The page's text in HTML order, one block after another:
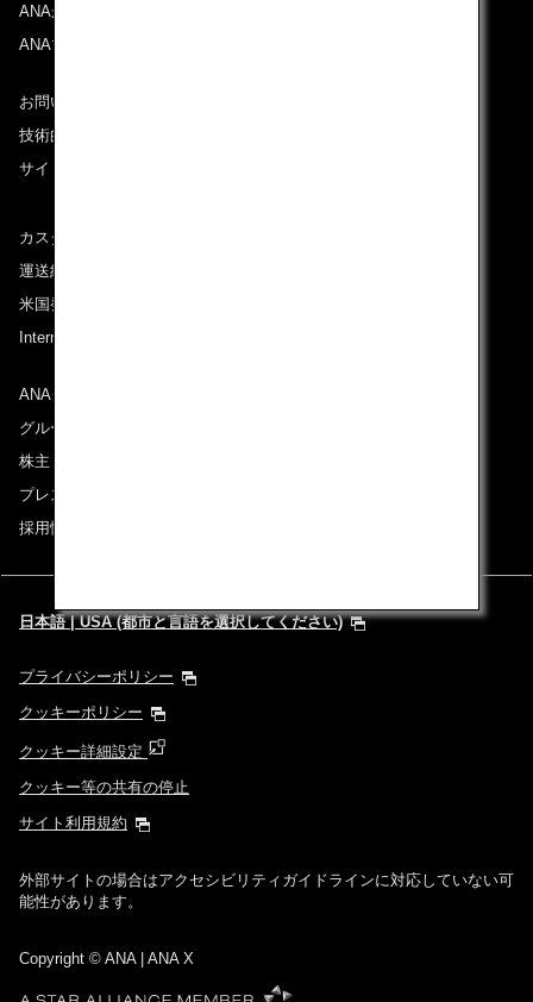
ANAがお約束する体験
ANAマイレージクラブ
お問い合わせ
技術的なお問い合わせ（推奨環境）
サイトマップ
カスタマーサービスプラン / コンテンジェンシープラン
運送約款
米国発着便に適用となる料金に関するご案内
International Tariff (applicable for travel to and from US)
ANAグループについて
グループ企業一覧
株主・投資家情報
プレスリリース
採用情報
日本語 | USA (都市と言語を選択してください)
プライバシーポリシー
クッキーポリシー
クッキー詳細設定
クッキー等の共有の停止
サイト利用規約
外部サイトの場合はアクセシビリティガイドラインに対応していない可
能性があります。
Copyright © ANA | ANA X